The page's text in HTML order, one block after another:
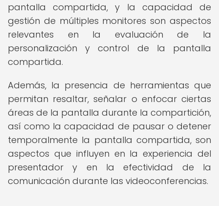
pantalla compartida, y la capacidad de
gestión de múltiples monitores son aspectos
relevantes en la evaluación de la
personalización y control de la pantalla
compartida.
Además, la presencia de herramientas que
permitan resaltar, señalar o enfocar ciertas
áreas de la pantalla durante la compartición,
así como la capacidad de pausar o detener
temporalmente la pantalla compartida, son
aspectos que influyen en la experiencia del
presentador y en la efectividad de la
comunicación durante las videoconferencias.